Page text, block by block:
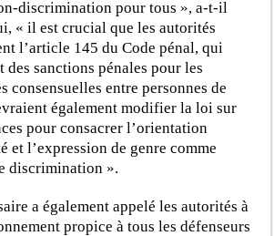
discrimination pour tous », a-t-il
« il est crucial que les autorités
l’article 145 du Code pénal, qui
des sanctions pénales pour les
consensuelles entre personnes de
également modifier la loi sur
pour consacrer l’orientation
et l’expression de genre comme
discrimination ».
a également appelé les autorités à
propice à tous les défenseurs